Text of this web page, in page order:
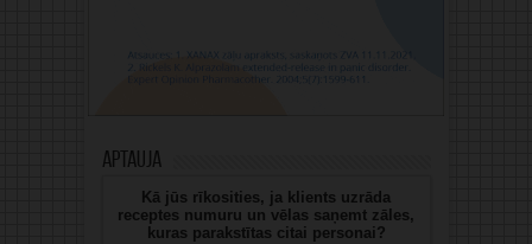
Aptauja
Kā jūs rīkosities, ja klients uzrāda
receptes numuru un vēlas saņemt zāles,
kuras parakstītas citai personai?